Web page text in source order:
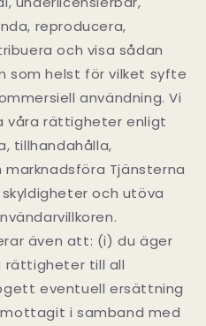
reproducera,
och visa sådan
som helst för vilket syfte
användning. Vi
våra rättigheter enligt
tillhandahålla,
Tjänsterna
och utöva
även att: (i) du äger
rättigheter till all
eventuell ersättning
i samband med